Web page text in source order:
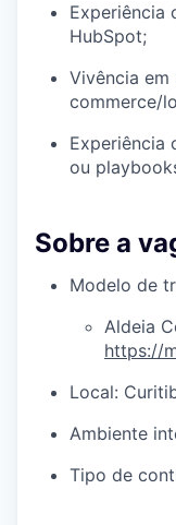
Experiência
HubSpot;
Vivência
commerce/
Experiência
ou
Sobre a
Modelo de
Aldeia
https://
Local:
Ambiente
Tipo de